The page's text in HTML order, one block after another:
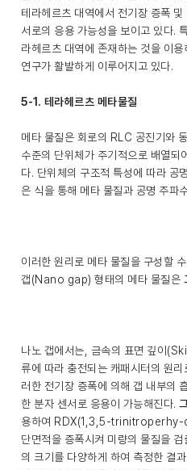
테라헤르츠 대역에서 전기장 증폭
서로의 응용 가능성을 보이고 있다.
라헤르츠 대역에 존재하는 것을 이
연구가 활발하게 이루어지고 있다.
5-1. 테라헤르츠 메타물질
메타 물질은 회로의 RLC 공진기와
수준의 단위체가 주기적으로 배열되
다. 단위체의 구조적 특성에 따라 공
은 식을 통해 메타 물질과 공명 주파
이러한 원리로 메타 물질을 구성할
갭(Nano gap) 형태의 메타 물질은
나노 갭에서는, 금속의 표면 깊이
류에 따라 충전되는 캐패시터의 원
러한 전기장 증폭에 의해 갭 내부의
한 분자 센서로 응용이 가능해진다.
용하여 RDX(1,3,5-
단면적을 증폭시켜 미량의 물질을
의 크기를 다양하게 하여 측정한 결